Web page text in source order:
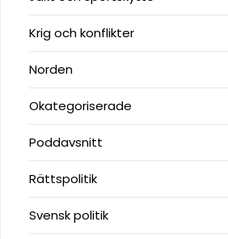
Krig och konflikter
Norden
Okategoriserade
Poddavsnitt
Rättspolitik
Svensk politik